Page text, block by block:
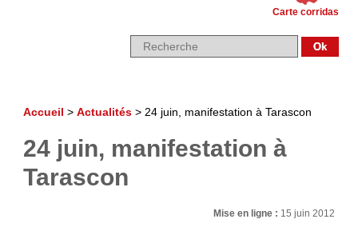
Carte corridas
Accueil > Actualités> 24 juin, manifestation à Tarascon
24 juin, manifestation à
Tarascon
Mise en ligne : 15 juin 2012